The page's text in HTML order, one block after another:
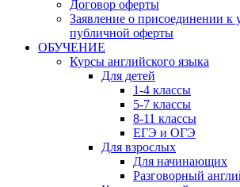
Договор оферты
Заявление о присоединении к
публичной оферты
ОБУЧЕНИЕ
Курсы английского языка
Для детей
1-4 классы
5-7 классы
8-11 классы
ЕГЭ и ОГЭ
Для взрослых
Для начинающих
Разговорный